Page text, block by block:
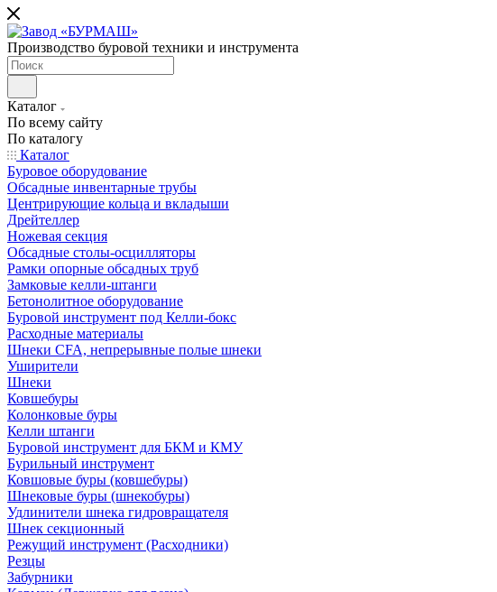
Производство буровой техники и инструмента
Каталог
По всему сайту
По каталогу
Каталог
Буровое оборудование
Обсадные инвентарные трубы
Центрирующие кольца и вкладыши
Дрейтеллер
Ножевая секция
Обсадные столы-осцилляторы
Рамки опорные обсадных труб
Замковые келли-штанги
Бетонолитное оборудование
Буровой инструмент под Келли-бокс
Расходные материалы
Шнеки CFA, непрерывные полые шнеки
Уширители
Шнеки
Ковшебуры
Колонковые буры
Келли штанги
Буровой инструмент для БКМ и КМУ
Бурильный инструмент
Ковшовые буры (ковшебуры)
Шнековые буры (шнекобуры)
Удлинители шнека гидровращателя
Шнек секционный
Режущий инструмент (Расходники)
Резцы
Забурники